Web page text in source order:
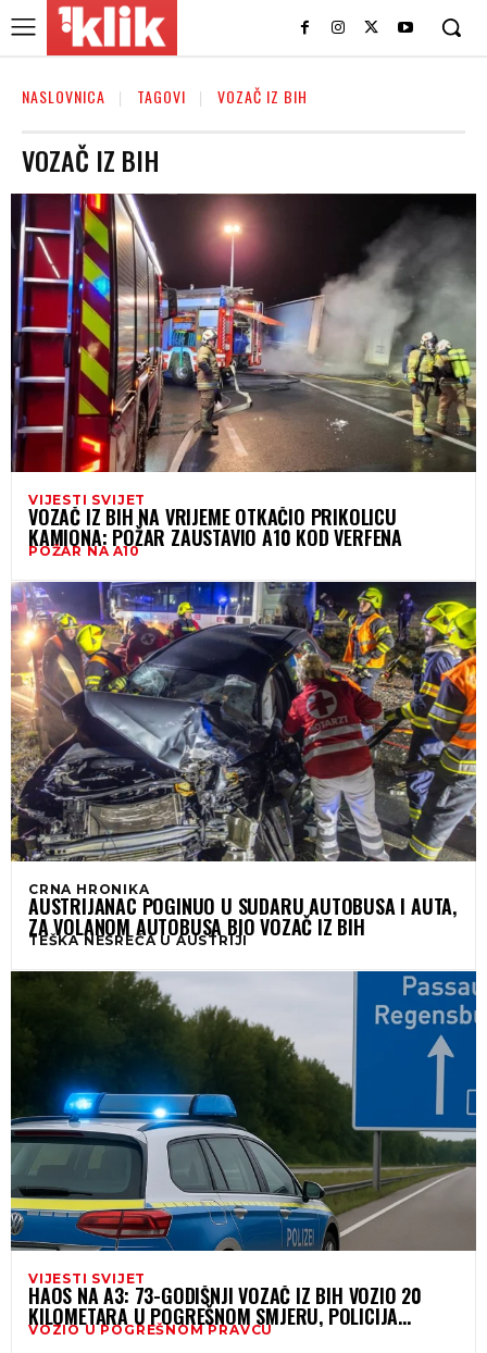
NASLOVNICA TAGOVI VOZAČ IZ BIH
VOZAČ IZ BIH
VIJESTI SVIJET
VOZAČ IZ BIH NA VRIJEME OTKAČIO PRIKOLICU
KAMIONA: POŽAR ZAUSTAVIO A10 KOD VERFENA
POŽAR NA A10
CRNA HRONIKA
AUSTRIJANAC POGINUO U SUDARU AUTOBUSA I AUTA,
ZA VOLANOM AUTOBUSA BIO VOZAČ IZ BIH
TEŠKA NESREĆA U AUSTRIJI
VIJESTI SVIJET
HAOS NA A3: 73-GODIŠNJI VOZAČ IZ BIH VOZIO 20
KILOMETARA U POGREŠNOM SMJERU, POLICIJA
MORALA BLOKIRATI AUTOCESTU
VOZIO U POGREŠNOM PRAVCU